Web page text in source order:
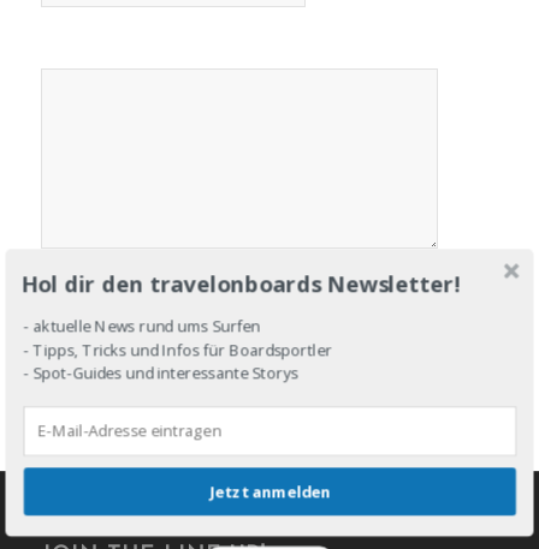
Hol dir den travelonboards Newsletter!
- aktuelle News rund ums Surfen
- Tipps, Tricks und Infos für Boardsportler
- Spot-Guides und interessante Storys
Jetzt anmelden